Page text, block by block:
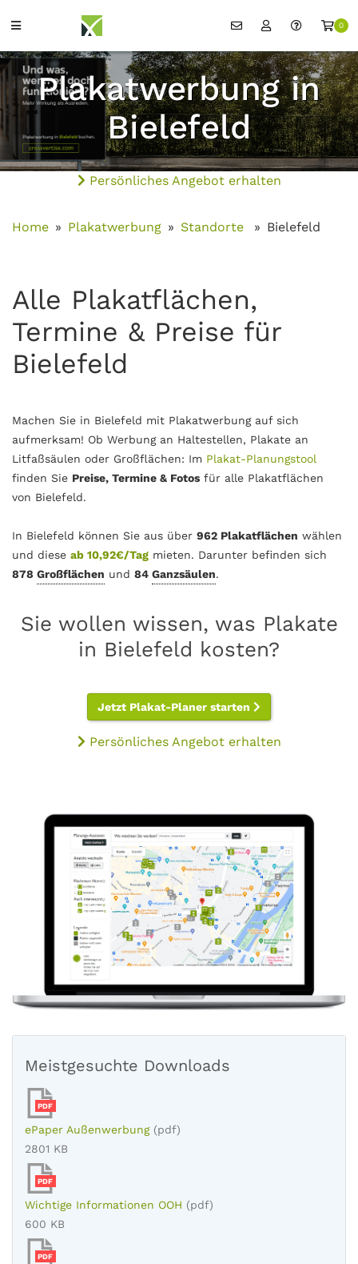
0
Plakatwerbung in
Bielefeld
Persönliches Angebot erhalten
Home Plakatwerbung Standorte Bielefeld
Alle Plakatflächen,
Termine & Preise für
Bielefeld
Machen Sie in Bielefeld mit Plakatwerbung auf sich
aufmerksam! Ob Werbung an Haltestellen, Plakate an
Litfaßsäulen oder Großflächen: Im Plakat-Planungstool
finden Sie Preise, Termine & Fotos für alle Plakatflächen
von Bielefeld.
In Bielefeld können Sie aus über 962 Plakatflächen wählen
und diese ab 10,92€/Tag mieten. Darunter befinden sich
878 Großflächen und 84 Ganzsäulen.
Sie wollen wissen, was Plakate
in Bielefeld kosten?
Jetzt Plakat-Planer starten
Persönliches Angebot erhalten
Meistgesuchte Downloads
PDF
ePaper Außenwerbung (pdf)
2801 KB
PDF
Wichtige Informationen OOH (pdf)
600 KB
PDF